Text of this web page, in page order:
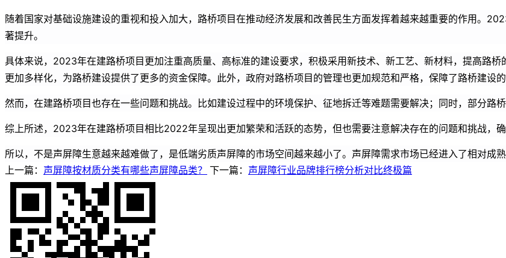
随着国家对基础设施建设的重视和投入加大，路桥项目在推动经济发展和改善民生方面发挥着越来越重要的作用。
著提升。
具体来说，2023年在建路桥项目更加注重高质量、高标准的建设要求，积极采用新技术、新工艺、新材料，提高路
更加多样化，为路桥建设提供了更多的资金保障。此外，政府对路桥项目的管理也更加规范和严格，保障了路桥建设的
然而，在建路桥项目也存在一些问题和挑战。比如建设过程中的环境保护、征地拆迁等难题需要解决；同时，部分路
综上所述，2023年在建路桥项目相比2022年呈现出更加繁荣和活跃的态势，但也需要注意解决存在的问题和挑战，确
所以，不是声屏障生意越来越难做了，是低端劣质声屏障的市场空间越来越小了。声屏障需求市场已经进入了相对成
上一篇： 声屏障按材质分类有哪些声屏障品类？ 下一篇： 声屏障行业品牌排行榜分析对比终极篇